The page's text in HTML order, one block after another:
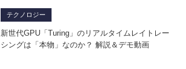
テクノロジー
新世代GPU「Turing」のリアルタイムレイトレー
シングは「本物」なのか？ 解説＆デモ動画